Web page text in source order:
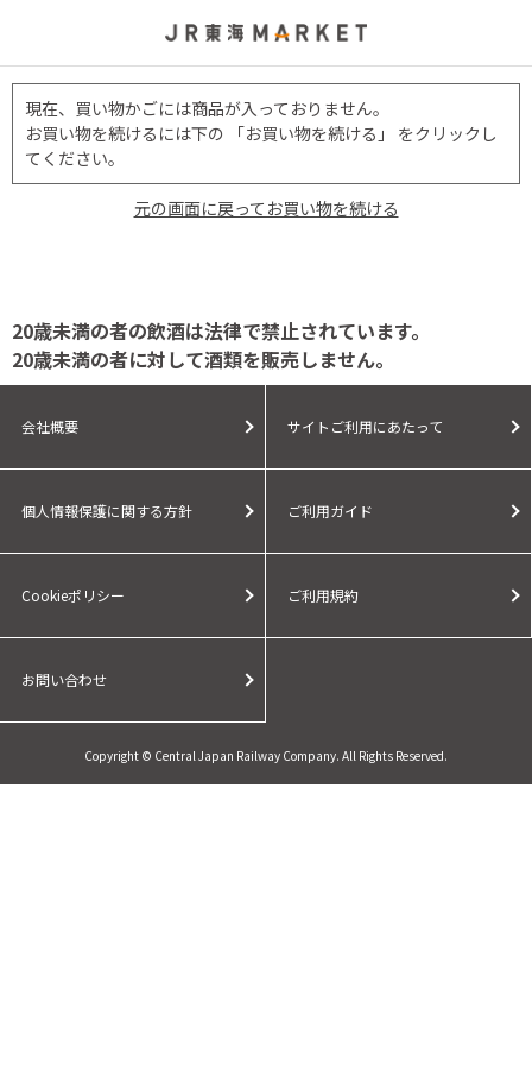
現在、買い物かごには商品が入っておりません。
お買い物を続けるには下の 「お買い物を続ける」 をクリックし
てください。
元の画面に戻ってお買い物を続ける
20歳未満の者の飲酒は法律で禁止されています。
20歳未満の者に対して酒類を販売しません。
会社概要 サイトご利用にあたって
個人情報保護に関する方針 ご利用ガイド
Cookieポリシー ご利用規約
お問い合わせ
Copyright © Central Japan Railway Company. All Rights Reserved.